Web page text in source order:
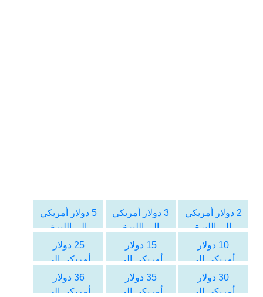
2 دولار أمريكي
الى الليرة
التركية
3 دولار أمريكي
الى الليرة
التركية
5 دولار أمريكي
الى الليرة
التركية
10 دولار
أمريكي الى
الليرة التركية
15 دولار
أمريكي الى
الليرة التركية
25 دولار
أمريكي الى
الليرة التركية
30 دولار
أمريكي الى
35 دولار
أمريكي الى
36 دولار
أمريكي الى